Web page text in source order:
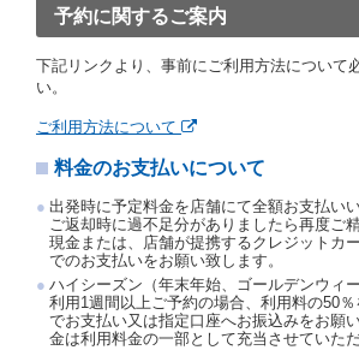
約取消手数料を当社に支払うものとし
予約取消手数料の支払いがあったと
約申込金を借受人に返還するものと
当社の都合により、予約が取り消され
約申込金を返還するものとします。
若しくは当社のいずれの責にもよらな
たものとします。この場合、当社は
金を返還するものとします。
第５条（代替レンタカー）
当社は、借受人から予約のあった車
カーを貸し渡すことができないとき
車種クラスのレンタカー（以下「代替
予約に関するご案内
下記リンクより、事前にご利用方法について
い。
ご利用方法について
料金のお支払いについて
出発時に予定料金を店舗にて全額お支払い
ご返却時に過不足分がありましたら再度ご
現金または、店舗が提携するクレジットカ
でのお支払いをお願い致します。
ハイシーズン（年末年始、ゴールデンウィ
利用1週間以上ご予約の場合、利用料の50
でお支払い又は指定口座へお振込みをお願
金は利用料金の一部として充当させていただ